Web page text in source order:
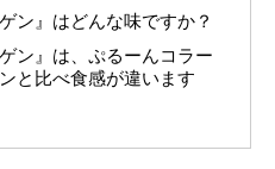
ン』はどんな味ですか？
ン』は、ぷるーんコラー
と比べ食感が違います